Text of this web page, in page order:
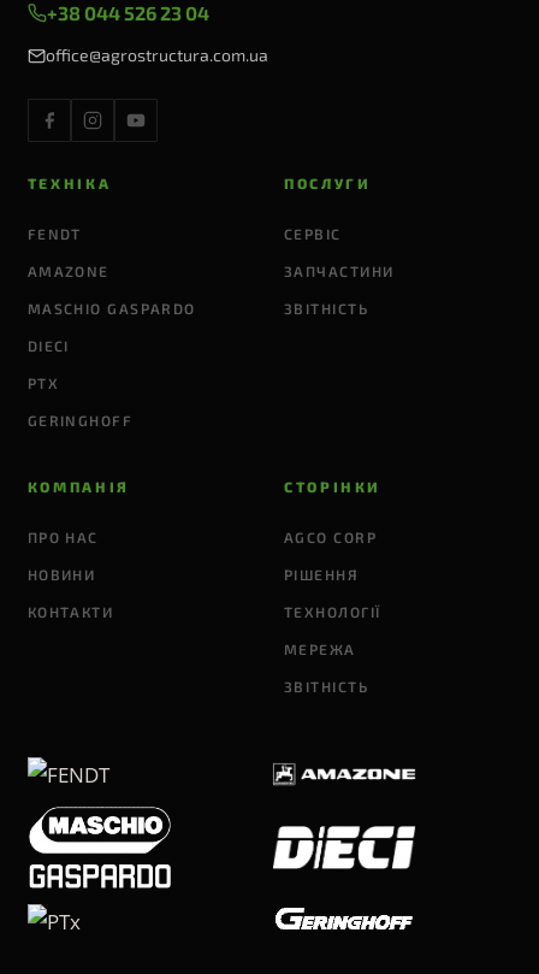
+38 044 526 23 04
office@agrostructura.com.ua
ТЕХНІКА
FENDT
AMAZONE
MASCHIO GASPARDO
DIECI
PTX
GERINGHOFF
ПОСЛУГИ
СЕРВІС
ЗАПЧАСТИНИ
ЗВІТНІСТЬ
КОМПАНІЯ
ПРО НАС
НОВИНИ
КОНТАКТИ
СТОРІНКИ
AGCO CORP
РІШЕННЯ
ТЕХНОЛОГІЇ
МЕРЕЖА
ЗВІТНІСТЬ